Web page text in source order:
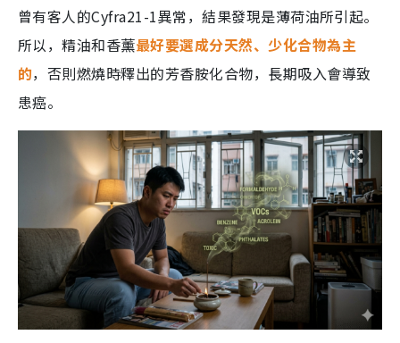
曾有客人的Cyfra21-1異常，結果發現是薄荷油所引起。
所以，精油和香薰最好要選成分天然、少化合物為主
的，否則燃燒時釋出的芳香胺化合物，長期吸入會導致
患癌。